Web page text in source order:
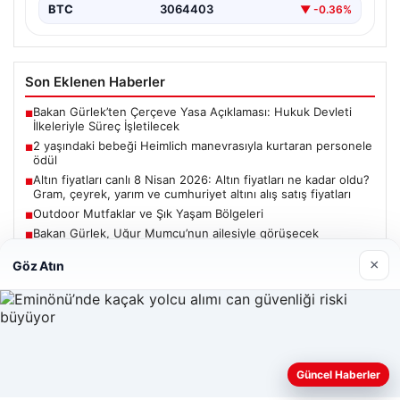
BTC 3064403 ▼ -0.36%
Son Eklenen Haberler
■Bakan Gürlek’ten Çerçeve Yasa Açıklaması: Hukuk Devleti
İlkeleriyle Süreç İşletilecek
■2 yaşındaki bebeği Heimlich manevrasıyla kurtaran personele
ödül
■Altın fiyatları canlı 8 Nisan 2026: Altın fiyatları ne kadar oldu?
Gram, çeyrek, yarım ve cumhuriyet altını alış satış fiyatları
■Outdoor Mutfaklar ve Şık Yaşam Bölgeleri
■Bakan Gürlek, Uğur Mumcu’nun ailesiyle görüşecek
Güncel
Web sitemizi nasıl kullandığınızı daha iyi anlayabilmek,
Göz Atın ×
Güncel Haberler